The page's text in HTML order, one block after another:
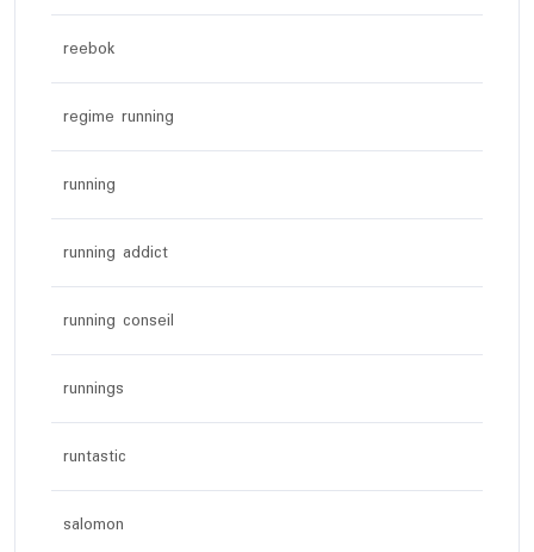
reebok
regime running
running
running addict
running conseil
runnings
runtastic
salomon